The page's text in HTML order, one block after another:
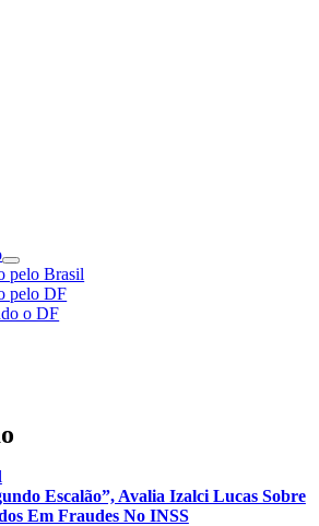
pelo Brasil
pelo DF
o DF
Escalão”, Avalia Izalci Lucas Sobre
Em Fraudes No INSS